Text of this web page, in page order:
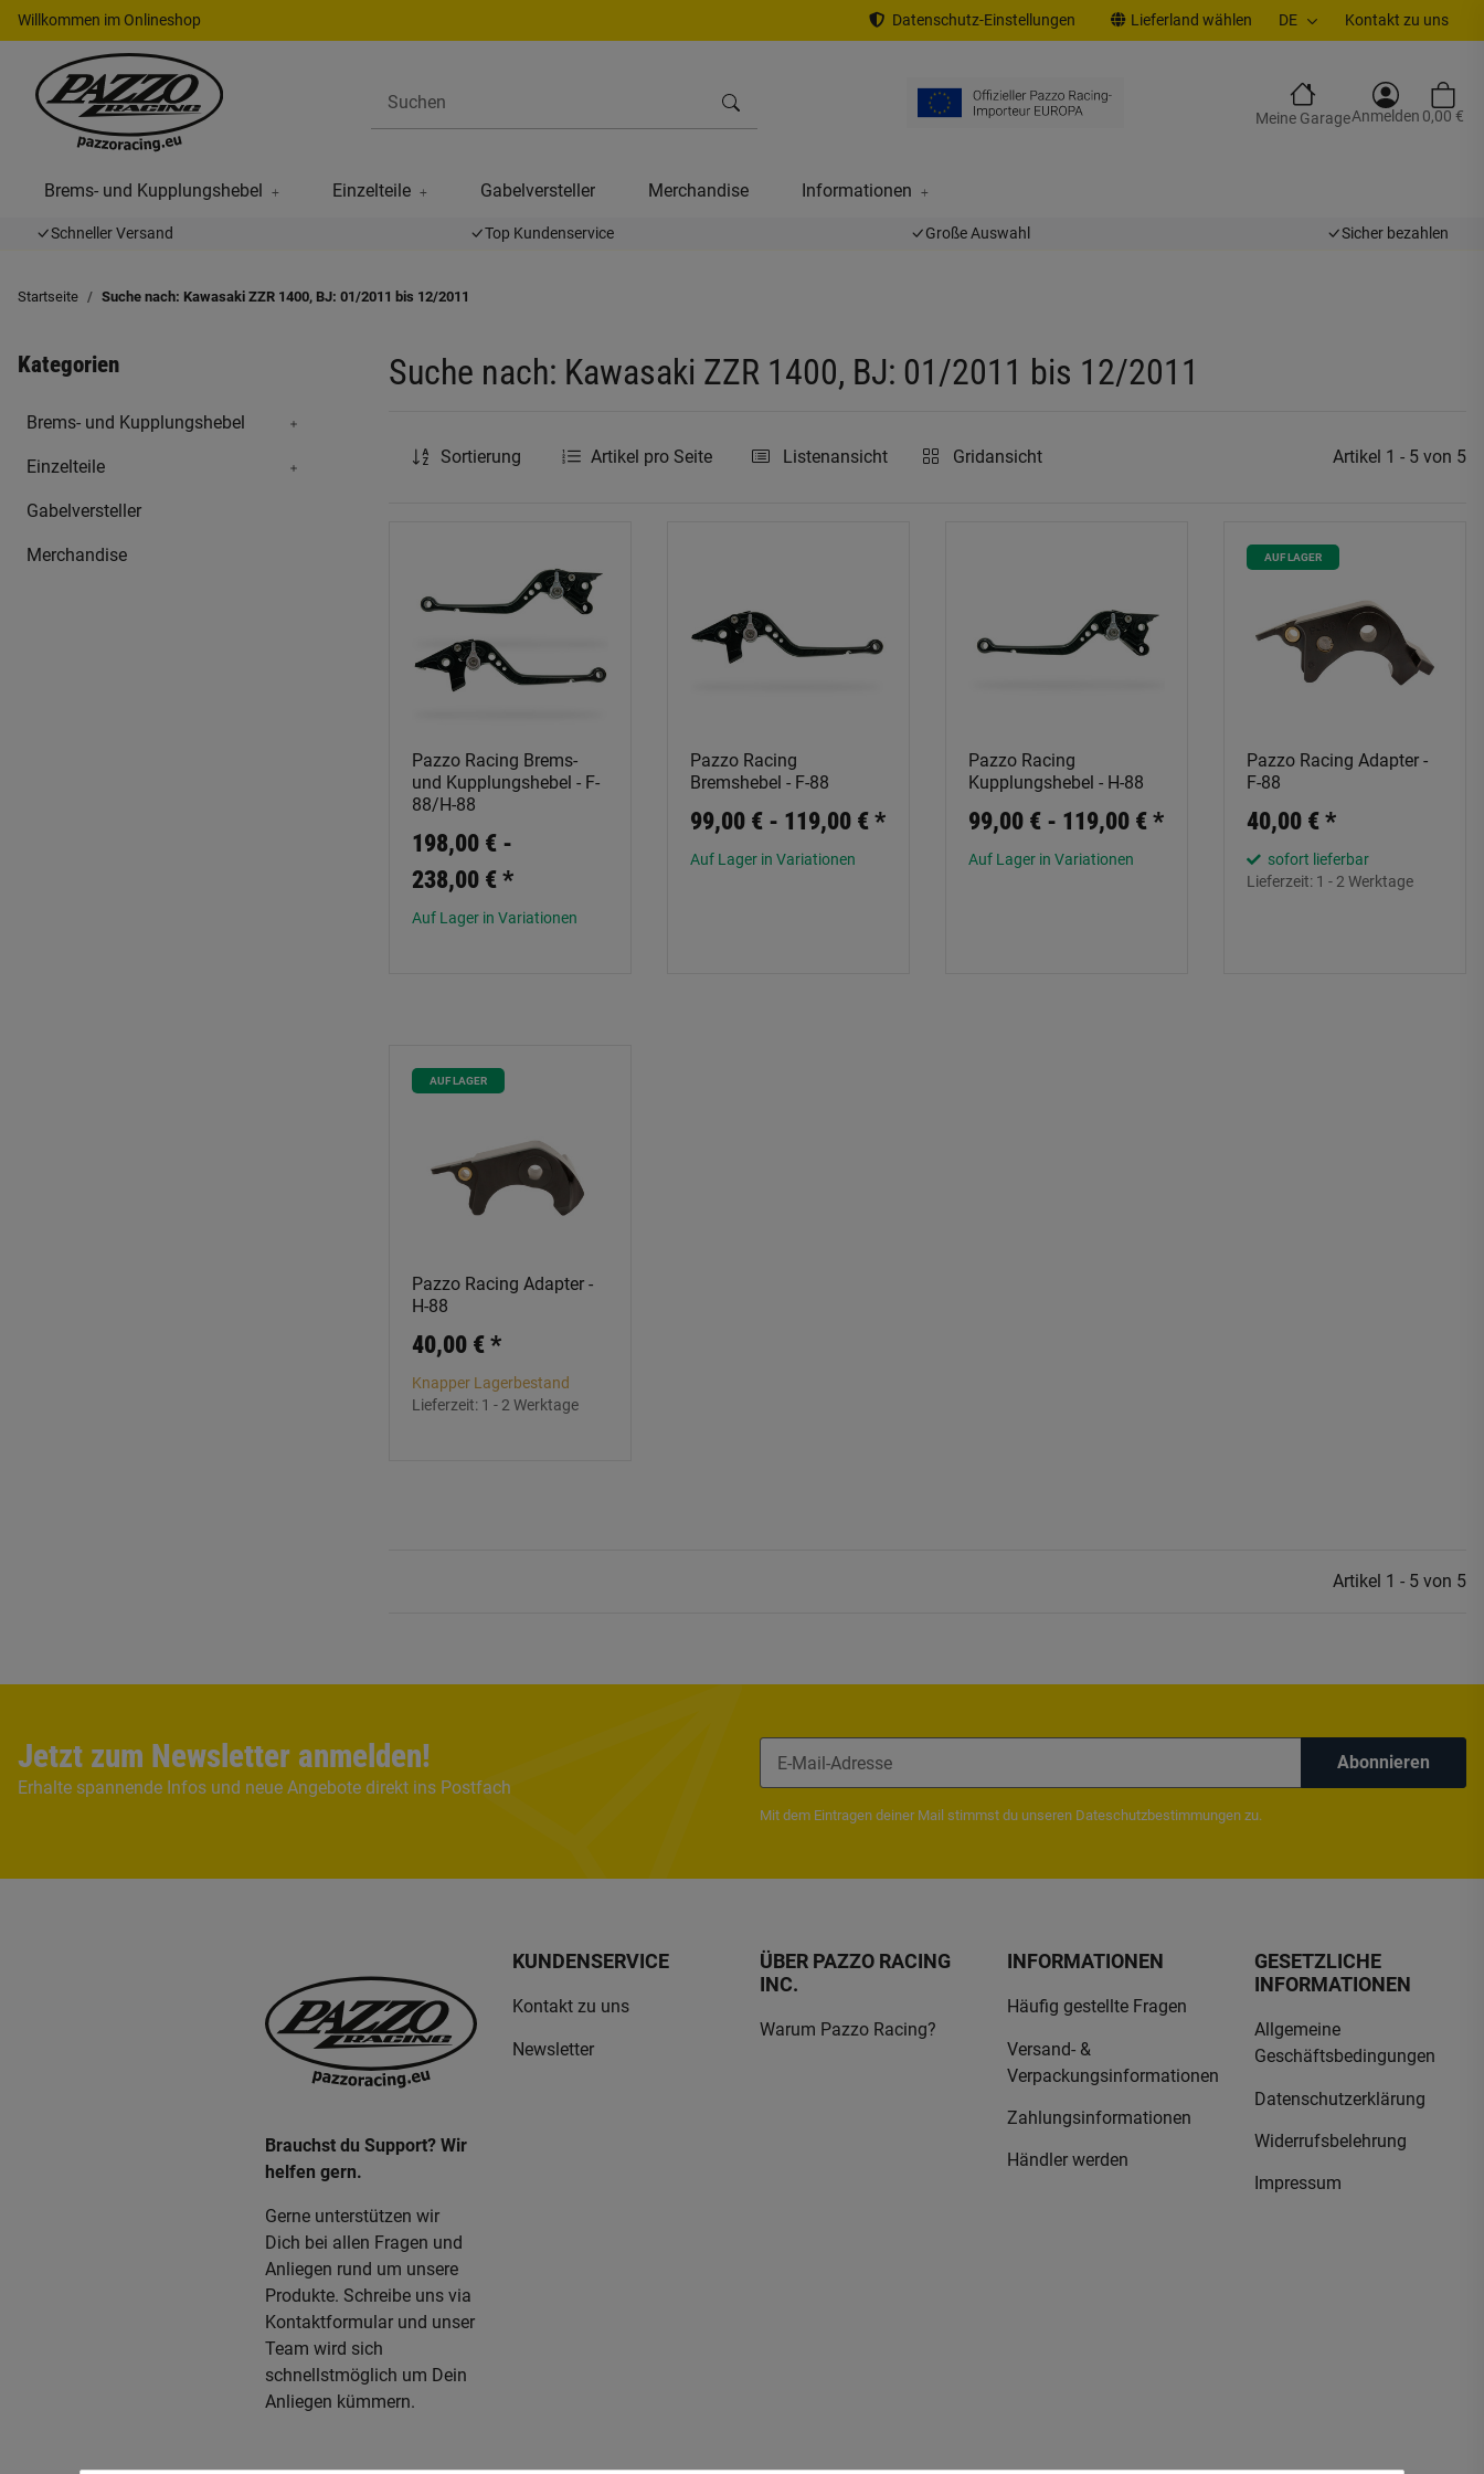
Willkommen im Onlineshop Datenschutz-Einstellungen Lieferland wählen DE Kontakt zu uns
Meine GarageAnmelden 0,00 €
Brems- und Kupplungshebel Einzelteile Gabelversteller Merchandise Informationen
Schneller Versand Top Kundenservice Große Auswahl Sicher bezahlen
Startseite Suche nach: Kawasaki ZZR 1400, BJ: 01/2011 bis 12/2011
Suche nach: Kawasaki ZZR 1400, BJ: 01/2011 bis 12/2011
Sortierung Artikel pro Seite Listenansicht Gridansicht Artikel 1 - 5 von 5
Pazzo Racing Brems-
und Kupplungshebel - F-
88/H-88
198,00 € -
238,00 €*
Auf Lager in Variationen
Pazzo Racing
Bremshebel - F-88
99,00 € - 119,00 €*
Auf Lager in Variationen
Pazzo Racing
Kupplungshebel - H-88
99,00 € - 119,00 €*
Auf Lager in Variationen
AUF LAGER
Pazzo Racing Adapter -
F-88
40,00 €*
sofort lieferbar
Lieferzeit: 1 - 2 Werktage
AUF LAGER
Pazzo Racing Adapter -
H-88
40,00 €*
Knapper Lagerbestand
Lieferzeit: 1 - 2 Werktage
Artikel 1 - 5 von 5
Kategorien
Brems- und Kupplungshebel
Einzelteile
Gabelversteller
Merchandise
Jetzt zum Newsletter anmelden!
Erhalte spannende Infos und neue Angebote direkt ins Postfach
Abonnieren
Mit dem Eintragen deiner Mail stimmst du unseren Dateschutzbestimmungen zu.
Brauchst du Support? Wir
helfen gern.
Gerne unterstützen wir
Dich bei allen Fragen und
Anliegen rund um unsere
Produkte. Schreibe uns via
Kontaktformular und unser
Team wird sich
schnellstmöglich um Dein
Anliegen kümmern.
KUNDENSERVICE
Kontakt zu uns
Newsletter
ÜBER PAZZO RACING
INC.
Warum Pazzo Racing?
INFORMATIONEN
Häufig gestellte Fragen
Versand- &
Verpackungsinformationen
Zahlungsinformationen
Händler werden
GESETZLICHE
INFORMATIONEN
Allgemeine
Geschäftsbedingungen
Datenschutzerklärung
Widerrufsbelehrung
Impressum